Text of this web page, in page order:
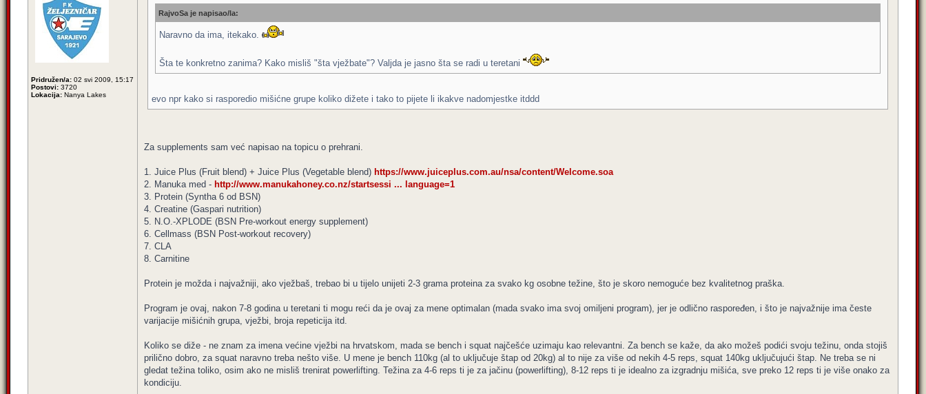
Pridružen/a: 02 svi 2009, 15:17
Postovi: 3720
Lokacija: Nanya Lakes
RajvoSa je napisao/la:
Naravno da ima, itekako.
Šta te konkretno zanima? Kako misliš "šta vježbate"? Valjda je jasno šta se radi u teretani
evo npr kako si rasporedio mišićne grupe koliko dižete i tako to pijete li ikakve nadomjestke itddd
Za supplements sam već napisao na topicu o prehrani.
1. Juice Plus (Fruit blend) + Juice Plus (Vegetable blend) https://www.juiceplus.com.au/nsa/content/Welcome.soa
2. Manuka med - http://www.manukahoney.co.nz/startsessi ... language=1
3. Protein (Syntha 6 od BSN)
4. Creatine (Gaspari nutrition)
5. N.O.-XPLODE (BSN Pre-workout energy supplement)
6. Cellmass (BSN Post-workout recovery)
7. CLA
8. Carnitine
Protein je možda i najvažniji, ako vježbaš, trebao bi u tijelo unijeti 2-3 grama proteina za svako kg osobne težine, što je skoro nemoguće bez kvalitetnog praška.
Program je ovaj, nakon 7-8 godina u teretani ti mogu reći da je ovaj za mene optimalan (mada svako ima svoj omiljeni program), jer je odlično raspoređen, i što je najvažnije ima česte
varijacije mišićnih grupa, vježbi, broja repeticija itd.
Koliko se diže - ne znam za imena većine vježbi na hrvatskom, mada se bench i squat najčešće uzimaju kao relevantni. Za bench se kaže, da ako možeš podići svoju težinu, onda stojiš
prilično dobro, za squat naravno treba nešto više. U mene je bench 110kg (al to uključuje štap od 20kg) al to nije za više od nekih 4-5 reps, squat 140kg uključujući štap. Ne treba se ni
gledat težina toliko, osim ako ne misliš trenirat powerlifting. Težina za 4-6 reps ti je za jačinu (powerlifting), 8-12 reps ti je idealno za izgradnju mišića, sve preko 12 reps ti je više onako za
kondiciju.